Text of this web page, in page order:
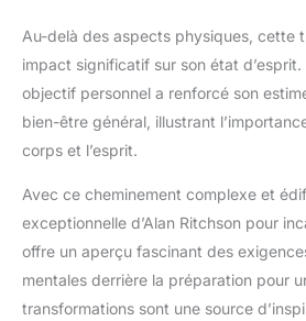
Au-delà des aspects physiques, cette
impact significatif sur son état
objectif personnel a renforcé son
bien-être général, illustrant
corps et l’esprit.
Avec ce cheminement complexe et
exceptionnelle d’Alan Ritchson pour
offre un aperçu fascinant des
mentales derrière la préparation pour
transformations sont une source